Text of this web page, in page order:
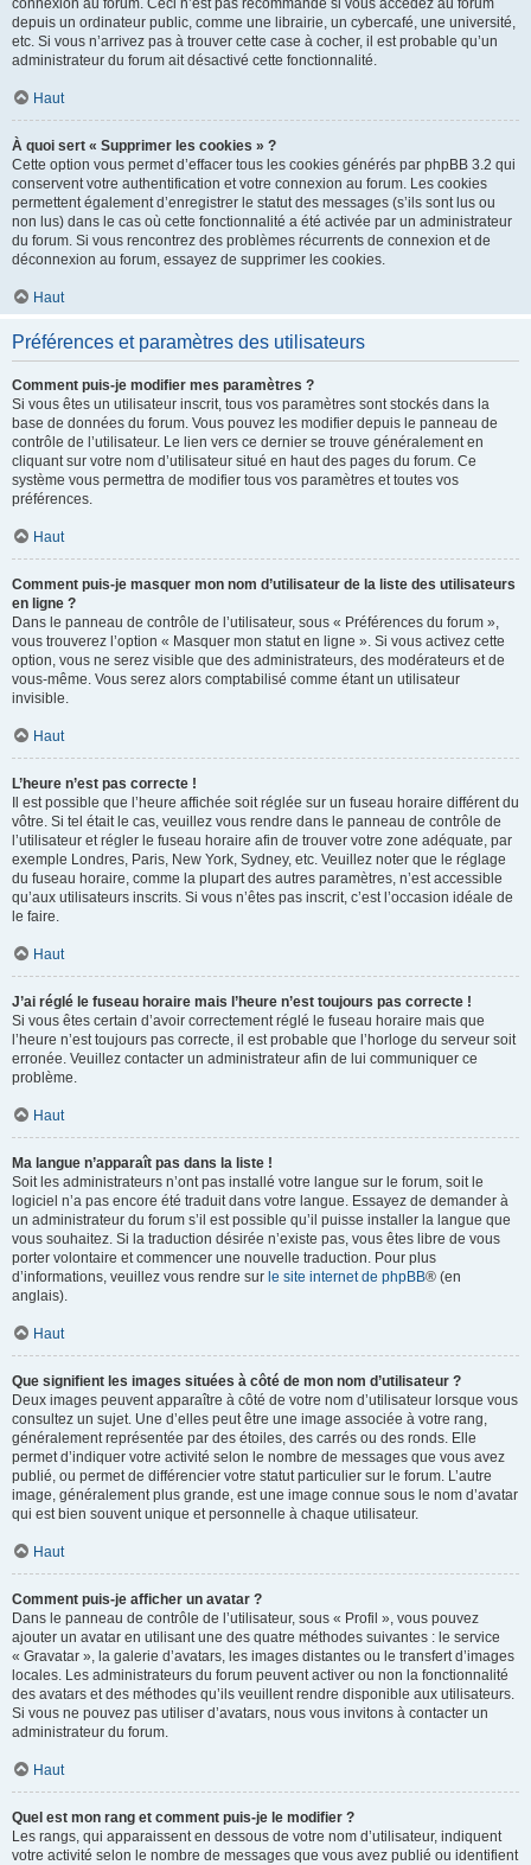
connexion au forum. Ceci n’est pas recommandé si vous accédez au forum
depuis un ordinateur public, comme une librairie, un cybercafé, une université,
etc. Si vous n’arrivez pas à trouver cette case à cocher, il est probable qu’un
administrateur du forum ait désactivé cette fonctionnalité.
Haut
À quoi sert « Supprimer les cookies » ?
Cette option vous permet d’effacer tous les cookies générés par phpBB 3.2 qui
conservent votre authentification et votre connexion au forum. Les cookies
permettent également d’enregistrer le statut des messages (s’ils sont lus ou
non lus) dans le cas où cette fonctionnalité a été activée par un administrateur
du forum. Si vous rencontrez des problèmes récurrents de connexion et de
déconnexion au forum, essayez de supprimer les cookies.
Haut
Préférences et paramètres des utilisateurs
Comment puis-je modifier mes paramètres ?
Si vous êtes un utilisateur inscrit, tous vos paramètres sont stockés dans la
base de données du forum. Vous pouvez les modifier depuis le panneau de
contrôle de l’utilisateur. Le lien vers ce dernier se trouve généralement en
cliquant sur votre nom d’utilisateur situé en haut des pages du forum. Ce
système vous permettra de modifier tous vos paramètres et toutes vos
préférences.
Haut
Comment puis-je masquer mon nom d’utilisateur de la liste des utilisateurs
en ligne ?
Dans le panneau de contrôle de l’utilisateur, sous « Préférences du forum »,
vous trouverez l’option « Masquer mon statut en ligne ». Si vous activez cette
option, vous ne serez visible que des administrateurs, des modérateurs et de
vous-même. Vous serez alors comptabilisé comme étant un utilisateur
invisible.
Haut
L’heure n’est pas correcte !
Il est possible que l’heure affichée soit réglée sur un fuseau horaire différent du
vôtre. Si tel était le cas, veuillez vous rendre dans le panneau de contrôle de
l’utilisateur et régler le fuseau horaire afin de trouver votre zone adéquate, par
exemple Londres, Paris, New York, Sydney, etc. Veuillez noter que le réglage
du fuseau horaire, comme la plupart des autres paramètres, n’est accessible
qu’aux utilisateurs inscrits. Si vous n’êtes pas inscrit, c’est l’occasion idéale de
le faire.
Haut
J’ai réglé le fuseau horaire mais l’heure n’est toujours pas correcte !
Si vous êtes certain d’avoir correctement réglé le fuseau horaire mais que
l’heure n’est toujours pas correcte, il est probable que l’horloge du serveur soit
erronée. Veuillez contacter un administrateur afin de lui communiquer ce
problème.
Haut
Ma langue n’apparaît pas dans la liste !
Soit les administrateurs n’ont pas installé votre langue sur le forum, soit le
logiciel n’a pas encore été traduit dans votre langue. Essayez de demander à
un administrateur du forum s’il est possible qu’il puisse installer la langue que
vous souhaitez. Si la traduction désirée n’existe pas, vous êtes libre de vous
porter volontaire et commencer une nouvelle traduction. Pour plus
d’informations, veuillez vous rendre sur le site internet de phpBB® (en
anglais).
Haut
Que signifient les images situées à côté de mon nom d’utilisateur ?
Deux images peuvent apparaître à côté de votre nom d’utilisateur lorsque vous
consultez un sujet. Une d’elles peut être une image associée à votre rang,
généralement représentée par des étoiles, des carrés ou des ronds. Elle
permet d’indiquer votre activité selon le nombre de messages que vous avez
publié, ou permet de différencier votre statut particulier sur le forum. L’autre
image, généralement plus grande, est une image connue sous le nom d’avatar
qui est bien souvent unique et personnelle à chaque utilisateur.
Haut
Comment puis-je afficher un avatar ?
Dans le panneau de contrôle de l’utilisateur, sous « Profil », vous pouvez
ajouter un avatar en utilisant une des quatre méthodes suivantes : le service
« Gravatar », la galerie d’avatars, les images distantes ou le transfert d’images
locales. Les administrateurs du forum peuvent activer ou non la fonctionnalité
des avatars et des méthodes qu’ils veuillent rendre disponible aux utilisateurs.
Si vous ne pouvez pas utiliser d’avatars, nous vous invitons à contacter un
administrateur du forum.
Haut
Quel est mon rang et comment puis-je le modifier ?
Les rangs, qui apparaissent en dessous de votre nom d’utilisateur, indiquent
votre activité selon le nombre de messages que vous avez publié ou identifient